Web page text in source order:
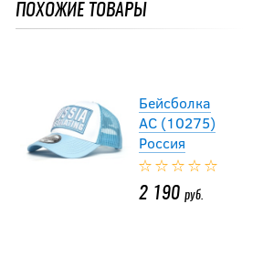
ПОХОЖИЕ ТОВАРЫ1 890
Бейсболка
АС (10275)
Россия
2 190 руб.